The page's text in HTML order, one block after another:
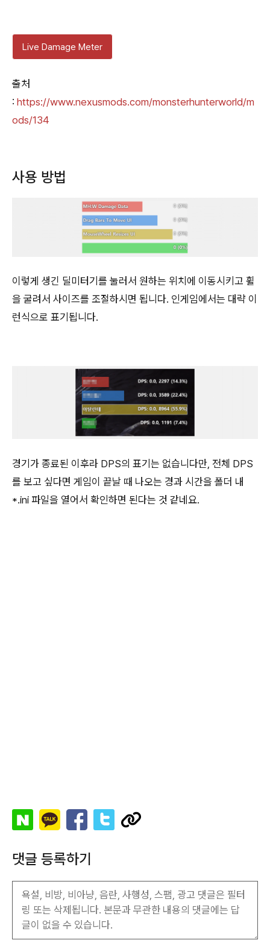
Live Damage Meter
출처
: https://www.nexusmods.com/monsterhunterworld/m
ods/134
사용 방법
이렇게 생긴 딜미터기를 눌러서 원하는 위치에 이동시키고 휠
을 굴려서 사이즈를 조절하시면 됩니다. 인게임에서는 대략 이
런식으로 표기됩니다.
경기가 종료된 이후라 DPS의 표기는 없습니다만, 전체 DPS
를 보고 싶다면 게임이 끝날 때 나오는 경과 시간을 폴더 내
*.ini 파일을 열어서 확인하면 된다는 것 같네요.
댓글 등록하기